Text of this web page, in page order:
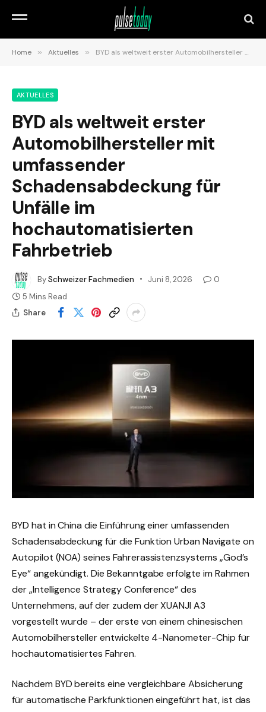
Home » Aktuelles » BYD als weltweit erster Automobilhersteller mit umfassender Schadensabdeckung für Unfälle im hochautomatisierten Fahrbetrieb
AKTUELLES
BYD als weltweit erster
Automobilhersteller mit
umfassender
Schadensabdeckung für
Unfälle im
hochautomatisierten
Fahrbetrieb
BySchweizer Fachmedien Juni 8, 2026
0
5 Mins Read
Share
BYD hat in China die Einführung einer umfassenden
Schadensabdeckung für die Funktion Urban Navigate on
Autopilot (NOA) seines Fahrerassistenzsystems „God’s
Eye“ angekündigt. Die Bekanntgabe erfolgte im Rahmen
der „Intelligence Strategy Conference“ des
Unternehmens, auf der zudem der XUANJI A3
vorgestellt wurde – der erste von einem chinesischen
Automobilhersteller entwickelte 4-Nanometer-Chip für
hochautomatisiertes Fahren.
Nachdem BYD bereits eine vergleichbare Absicherung
für automatische Parkfunktionen eingeführt hat, ist das